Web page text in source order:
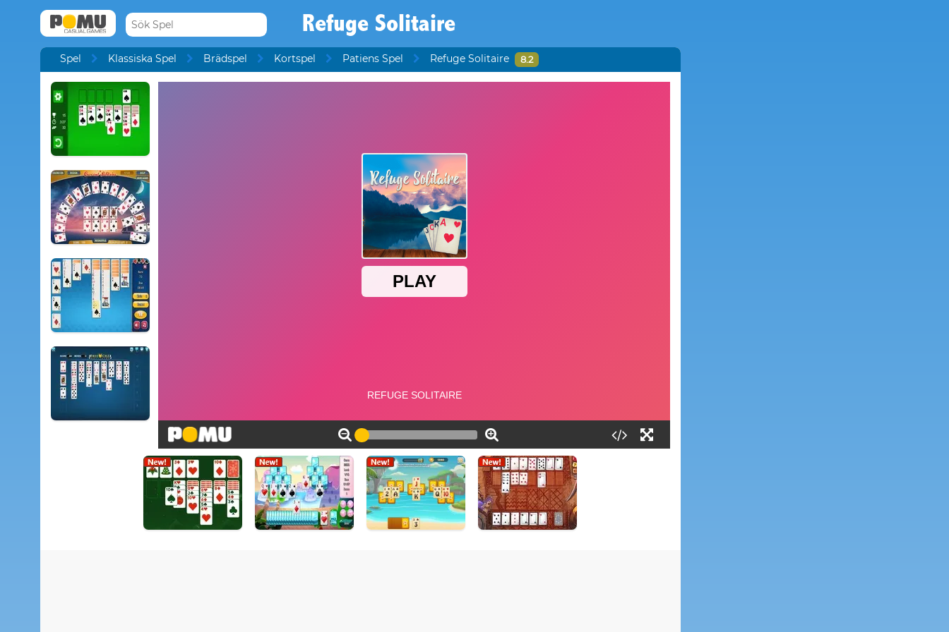
Refuge Solitaire
Spel Klassiska Spel Brädspel Kortspel Patiens Spel Refuge Solitaire 8.2